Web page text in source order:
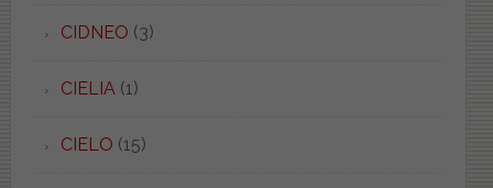
CIDNEO (3)
CIELIA (1)
CIELO (15)